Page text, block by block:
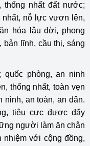
thống nhất đất nước;
nhất, nỗ lực vươn lên,
hóa lâu đời, phong
lĩnh, cầu thị, sáng
phòng, an ninh
thống nhất, toàn vẹn
ninh, an toàn, an dân.
tiêu cực được đẩy
người làm ăn chân
nhiệm với cộng đồng,